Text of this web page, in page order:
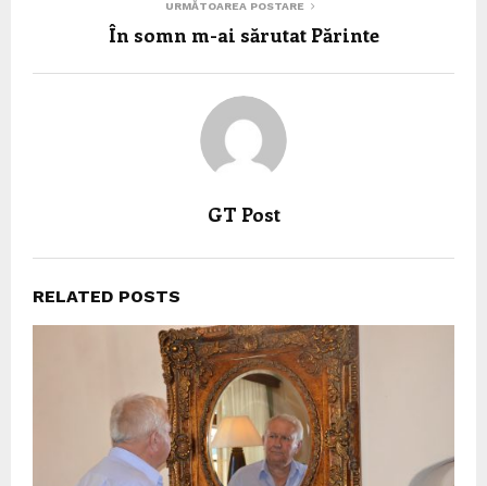
URMĂTOAREA POSTARE
În somn m-ai sărutat Părinte
GT Post
RELATED POSTS